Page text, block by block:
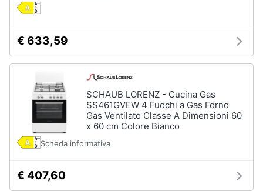
Friggitrice
Idropulitrice
professionale
Vedi
offerta
€ 633,59
SCHAUB LORENZ - Cucina Gas
SS461GVEW 4 Fuochi a Gas Forno
Gas Ventilato Classe A Dimensioni 60
x 60 cm Colore Bianco
Scheda informativa
€ 407,60